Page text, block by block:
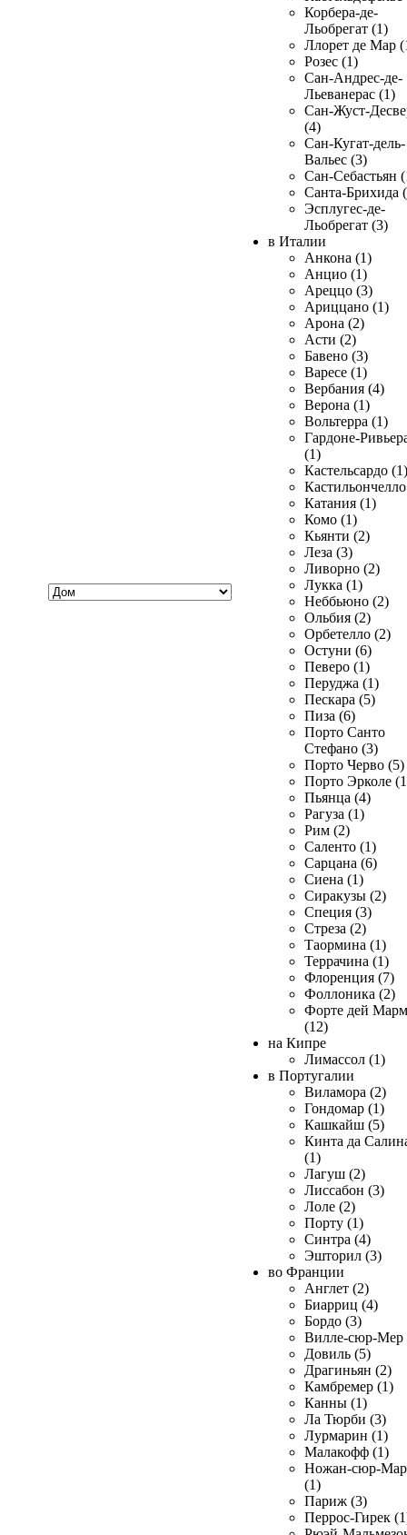
Корбера-де-
Льобрегат (1)
Ллорет де Мар
Розес (1)
Сан-Андрес-де-
Льеванерас (1)
Сан-Жуст-
(4)
Сан-Кугат-дель-
Вальес (3)
Сан-Себастьян
Санта-Брихида
Эсплугес-де-
Льобрегат (3)
в Италии
Анкона (1)
Анцио (1)
Ареццо (3)
Ариццано (1)
Арона (2)
Асти (2)
Бавено (3)
Варесе (1)
Вербания (4)
Верона (1)
Вольтерра (1)
Гардоне-
(1)
Кастельсардо (1)
Катания (1)
Комо (1)
Кьянти (2)
Леза (3)
Ливорно (2)
Лукка (1)
Неббьюно (2)
Ольбия (2)
Орбетелло (2)
Остуни (6)
Певеро (1)
Перуджа (1)
Пескара (5)
Пиза (6)
Порто Санто
Стефано (3)
Порто Черво (5)
Порто Эрколе
Пьянца (4)
Рагуза (1)
Рим (2)
Саленто (1)
Сарцана (6)
Сиена (1)
Сиракузы (2)
Специя (3)
Стреза (2)
Таормина (1)
Террачина (1)
Флоренция (7)
Фоллоника (2)
Форте дей
(12)
на Кипре
Лимассол (1)
в Португалии
Виламора (2)
Гондомар (1)
Кашкайш (5)
Кинта да
(1)
Лагуш (2)
Лиссабон (3)
Лоле (2)
Порту (1)
Синтра (4)
Эшторил (3)
во Франции
Англет (2)
Биарриц (4)
Бордо (3)
Вилле-сюр-Мер
Довиль (5)
Драгиньян (2)
Камбремер (1)
Канны (1)
Ла Тюрби (3)
Лурмарин (1)
Малакофф (1)
Ножан-сюр-
(1)
Париж (3)
Перрос-Гирек